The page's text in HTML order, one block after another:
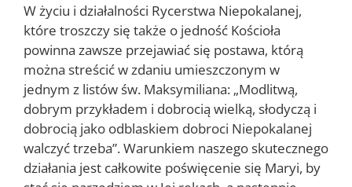
W życiu i działalności Rycerstwa Niepokalanej,
które troszczy się także o jedność Kościoła
powinna zawsze przejawiać się postawa, którą
można streścić w zdaniu umieszczonym w
jednym z listów św. Maksymiliana: „Modlitwą,
dobrym przykładem i dobrocią wielką, słodyczą i
dobrocią jako odblaskiem dobroci Niepokalanej
walczyć trzeba”. Warunkiem naszego skutecznego
działania jest całkowite poświęcenie się Maryi, by